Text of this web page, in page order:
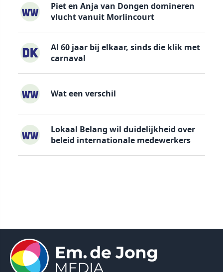
Piet en Anja van Dongen domineren
vlucht vanuit Morlincourt
Al 60 jaar bij elkaar, sinds die klik met
carnaval
Wat een verschil
Lokaal Belang wil duidelijkheid over
beleid internationale medewerkers